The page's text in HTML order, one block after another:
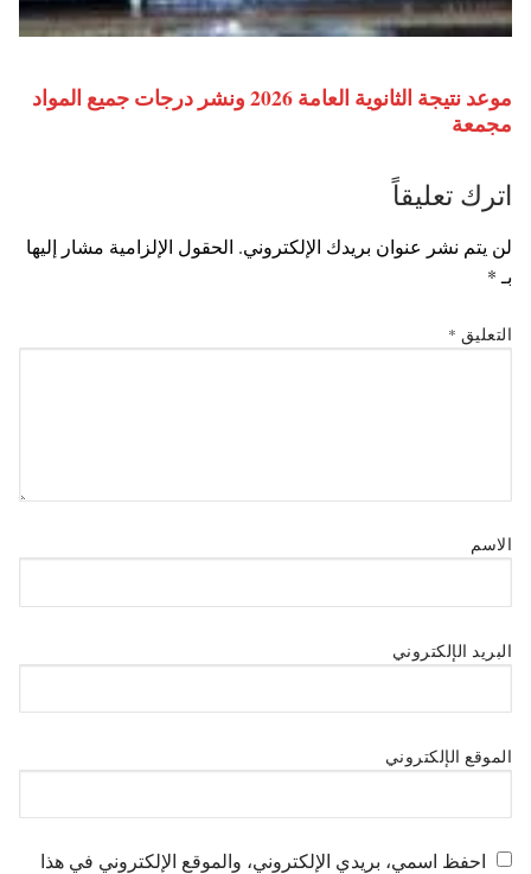
موعد نتيجة الثانوية العامة 2026 ونشر درجات جميع المواد
مجمعة
اترك تعليقاً
لن يتم نشر عنوان بريدك الإلكتروني. الحقول الإلزامية مشار إليها
بـ *
التعليق *
الاسم
البريد الإلكتروني
الموقع الإلكتروني
احفظ اسمي، بريدي الإلكتروني، والموقع الإلكتروني في هذا